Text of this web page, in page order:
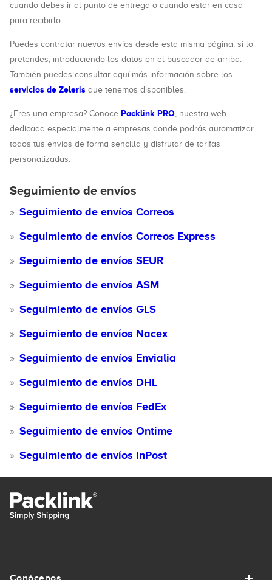
cuando debes ir al punto de entrega o cuando estar en casa
para recibirlo.
Puedes contratar nuevos envíos desde esta misma página, si lo
pretendes, introduciendo los datos en el buscador de arriba.
También puedes consultar aquí más información sobre los
servicios de Zeleris que tenemos disponibles.
¿Eres una empresa? Conoce Packlink PRO, nuestra web
dedicada especialmente a empresas donde podrás automatizar
todos tus envíos de forma sencilla y disfrutar de tarifas
personalizadas.
Seguimiento de envíos
Seguimiento de envíos Correos
Seguimiento de envíos Correos Express
Seguimiento de envíos SEUR
Seguimiento de envíos ASM
Seguimiento de envíos GLS
Seguimiento de envíos Nacex
Seguimiento de envíos Envialia
Seguimiento de envíos DHL
Seguimiento de envíos FedEx
Seguimiento de envíos Ontime
Seguimiento de envíos InPost